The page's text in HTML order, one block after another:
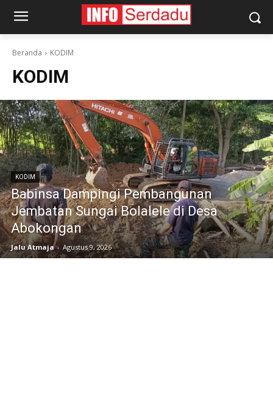
Beranda KODIM
KODIM
KODIM
Babinsa Dampingi Pembangunan
Jembatan Sungai Bolalele di Desa
Abokongan
Jalu Atmaja - Agustus 9, 2026